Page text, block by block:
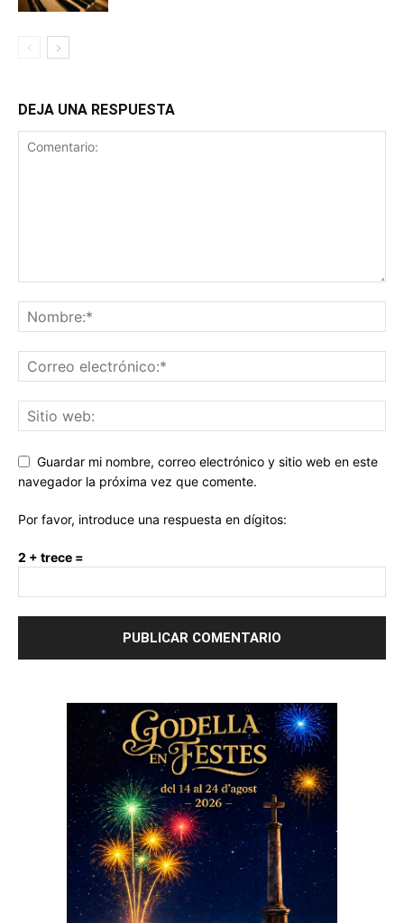
DEJA UNA RESPUESTA
Guardar mi nombre, correo electrónico y sitio web en este
navegador la próxima vez que comente.
Por favor, introduce una respuesta en dígitos:
2 + trece =